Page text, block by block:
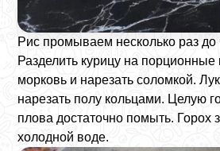
Рис промываем несколько раз до
Разделить курицу на порционные
морковь и нарезать соломкой.
нарезать полу кольцами. Целую
плова достаточно помыть. Горох
холодной воде.